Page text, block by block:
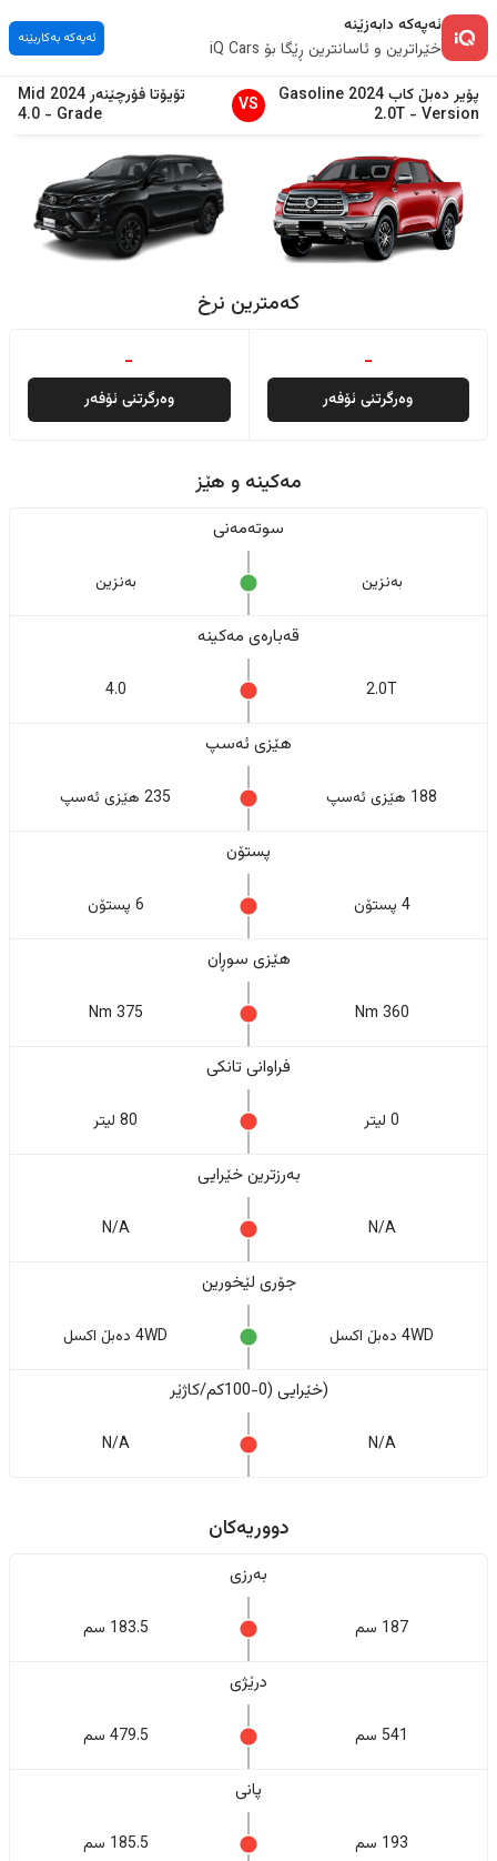
ئەپەکە دابەزێنە
خێراترین و ئاسانترین ڕێگا بۆ iQ Cars
ئەپەکە بەکاربێنە
پۆیر دەبڵ کاب2024
Gasoline
Version
-
2.0T
VS تۆیۆتافۆرچێنەر2024
Mid
Grade
-
4.0
کەمترین نرخ
-
وەرگرتنی ئۆفەر
-
وەرگرتنی ئۆفەر
مەکینە و هێز
سوتەمەنی
بەنزین بەنزین
قەبارەی مەکینە
2.0T
4.0
هێزی ئەسپ
188 هێزی ئەسپ 235 هێزی ئەسپ
پستۆن
4 پستۆن 6 پستۆن
هێزی سوڕان
360 Nm
375 Nm
فراوانی تانکی
0 لیتر 80 لیتر
بەرزترین خێرایی
N/A
N/A
جۆری لێخورین
4WD دەبڵ اکسل 4WD دەبڵ اکسل
(خێرایی (0-100کم/کاژێر
N/A
N/A
دووریەکان
بەرزی
187 سم 183.5 سم
درێژی
541 سم 479.5 سم
پانی
193 سم 185.5 سم